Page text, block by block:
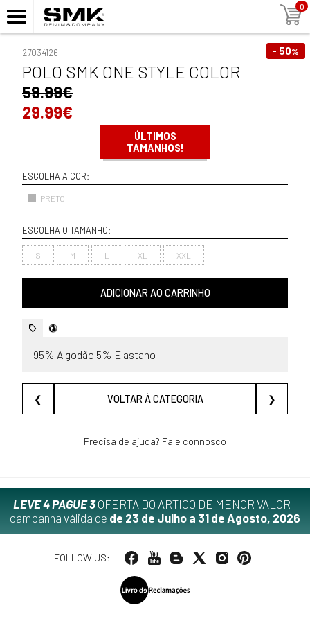
0
- 50%
27034126
POLO SMK ONE STYLE COLOR
59.99€
29.99€
ÚLTIMOS
TAMANHOS!
ESCOLHA A COR:
PRETO
ESCOLHA O TAMANHO:
S M L XL XXL
ADICIONAR AO CARRINHO
95% Algodão 5% Elastano
❮ VOLTAR À CATEGORIA ❯
Precisa de ajuda? Fale connosco
LEVE 4 PAGUE 3OFERTA DO ARTIGO DE MENOR VALOR -
campanha válida de de 23 de Julho a 31 de Agosto, 2026
FOLLOW US: